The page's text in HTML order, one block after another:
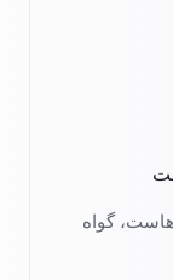
هاست، گواه